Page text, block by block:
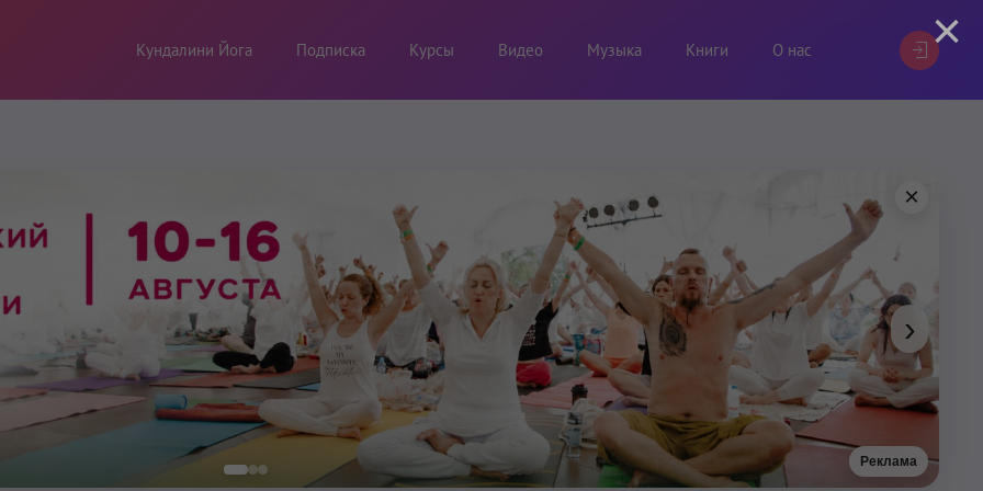
Кундалини Йога Подписка Курсы Видео Музыка Книги О нас
Реклама
×
›
×